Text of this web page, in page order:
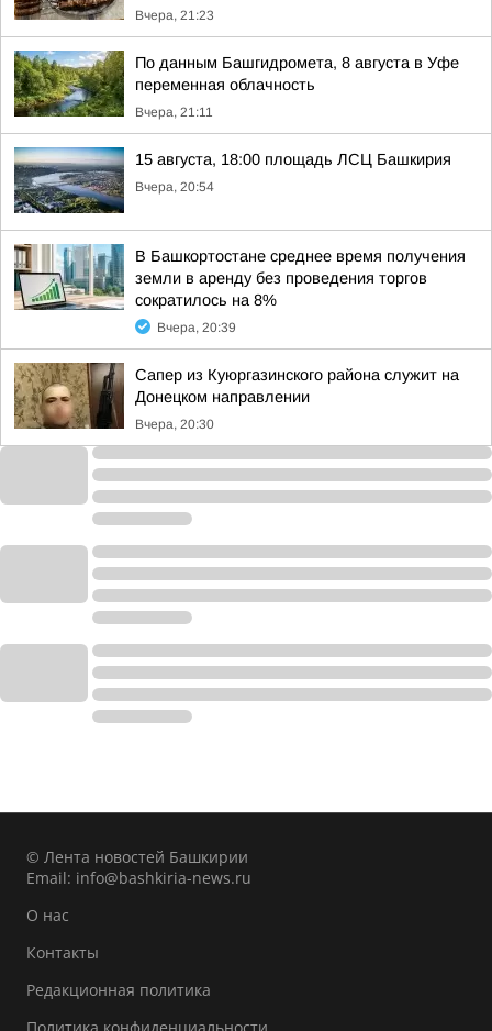
Вчера, 21:23
По данным Башгидромета, 8 августа в Уфе
переменная облачность
Вчера, 21:11
15 августа, 18:00 площадь ЛСЦ Башкирия
Вчера, 20:54
В Башкортостане среднее время получения
земли в аренду без проведения торгов
сократилось на 8%
Вчера, 20:39
Сапер из Куюргазинского района служит на
Донецком направлении
Вчера, 20:30
© Лента новостей Башкирии
Email: info@bashkiria-news.ru
О нас
Контакты
Редакционная политика